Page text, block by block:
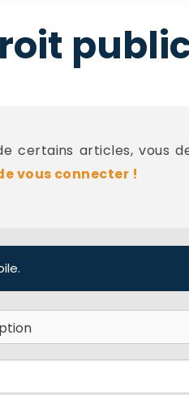
certains articles, vous
vous connecter !